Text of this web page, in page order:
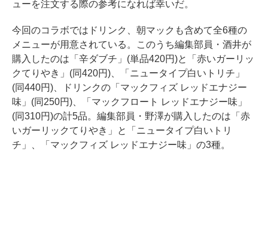
ューを注文する際の参考になれば幸いだ。
今回のコラボではドリンク、朝マックも含めて全6種の
メニューが用意されている。このうち編集部員・酒井が
購入したのは「辛ダブチ」(単品420円)と「赤いガーリッ
クてりやき」(同420円)、「ニュータイプ白いトリチ」
(同440円)、ドリンクの「マックフィズ レッドエナジー
味」(同250円)、「マックフロート レッドエナジー味」
(同310円)の計5品。編集部員・野澤が購入したのは「赤
いガーリックてりやき」と「ニュータイプ白いトリ
チ」、「マックフィズ レッドエナジー味」の3種。